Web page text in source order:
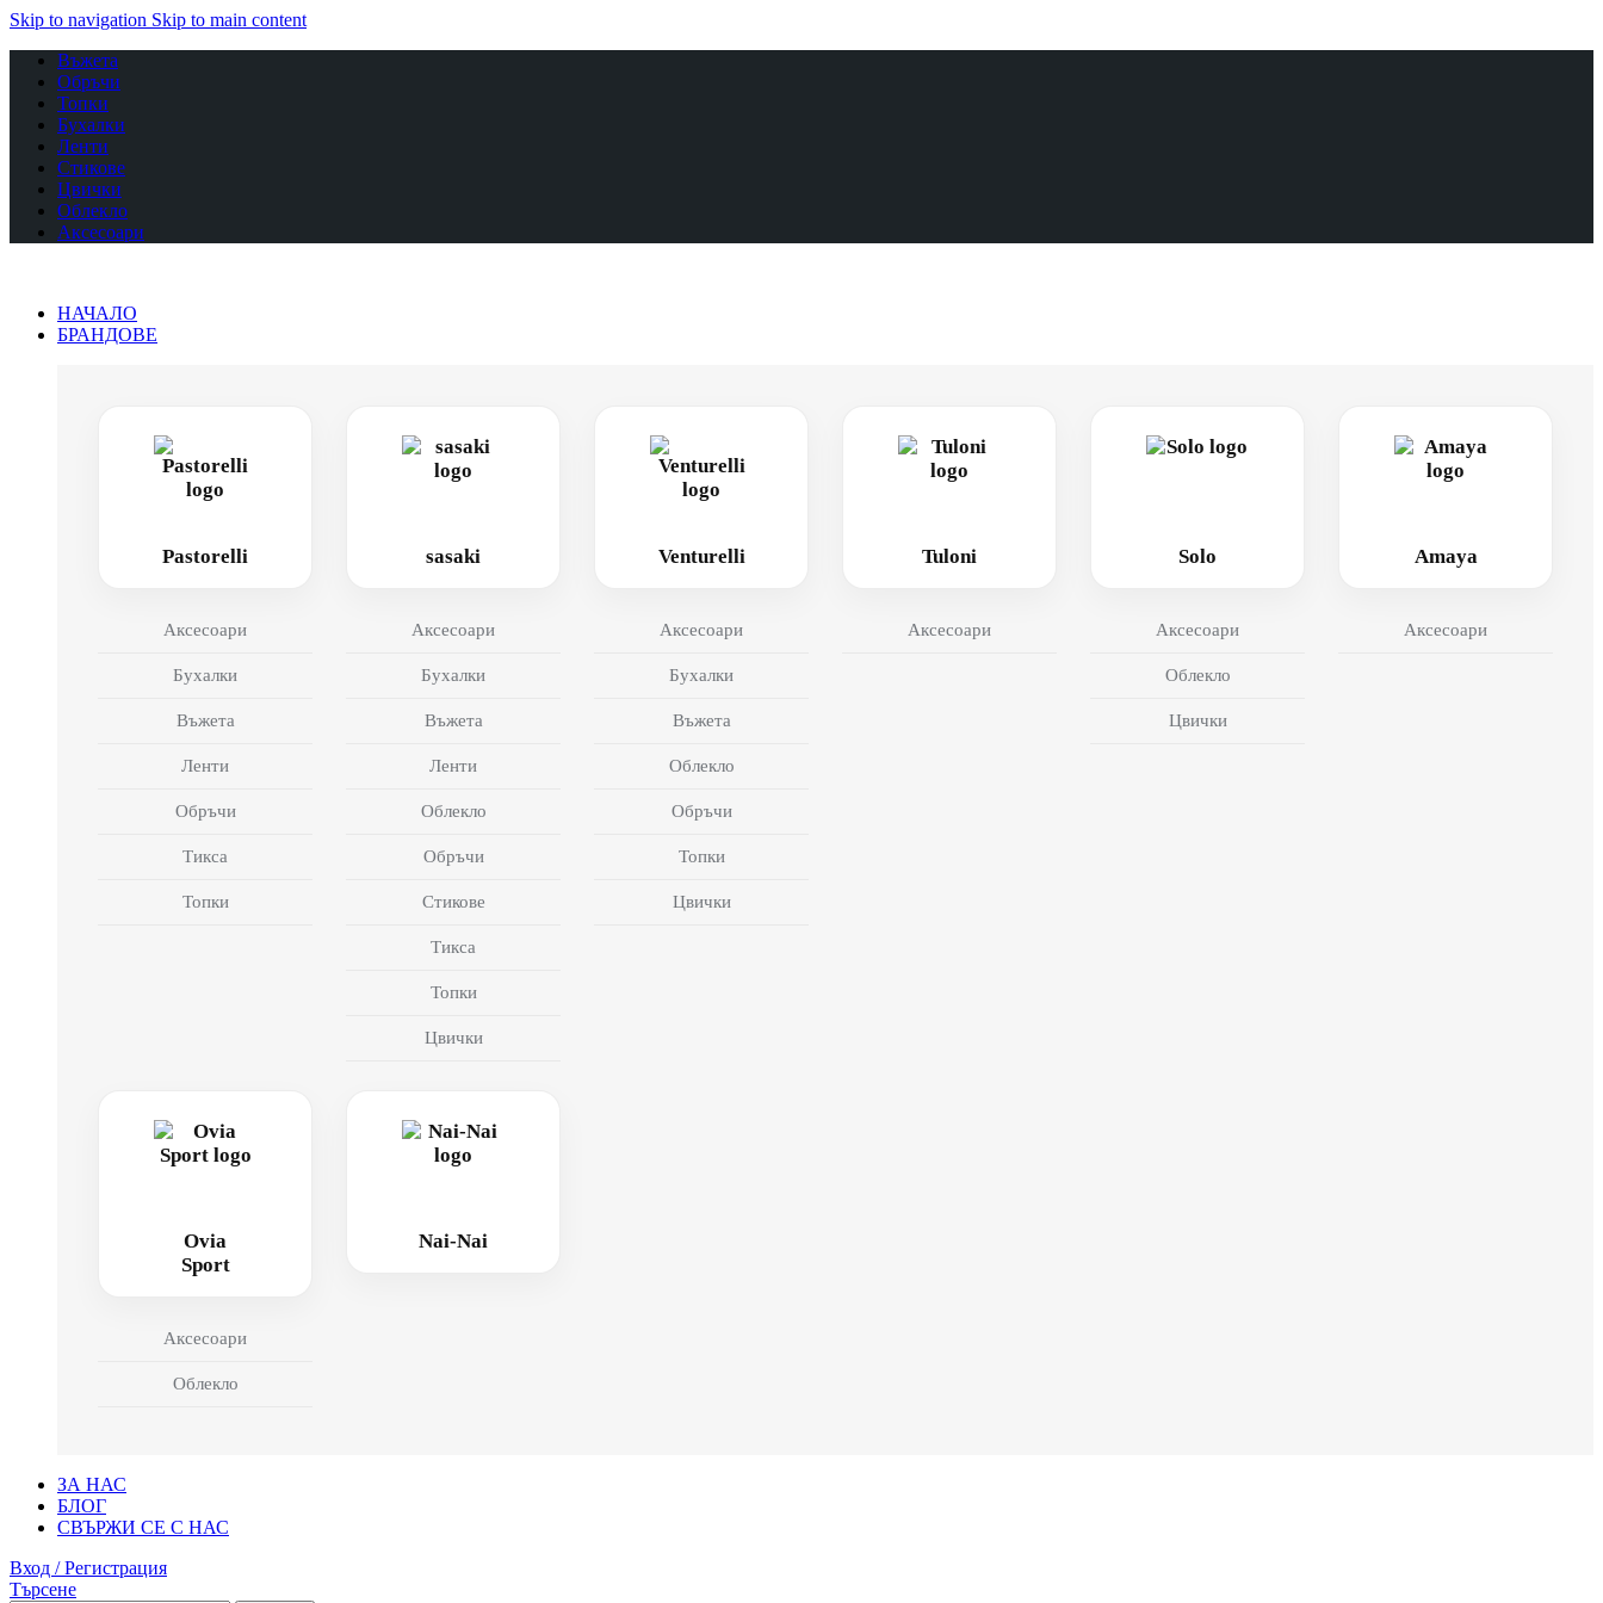
Skip to navigation Skip to main content
Въжета
Обръчи
Топки
Бухалки
Ленти
Стикове
Цвички
Облекло
Аксесоари
НАЧАЛО
БРАНДОВЕ
Pastorelli
Аксесоари
Бухалки
Въжета
Ленти
Обръчи
Тикса
Топки
sasaki
Аксесоари
Бухалки
Въжета
Ленти
Облекло
Обръчи
Стикове
Тикса
Топки
Цвички
Venturelli
Аксесоари
Бухалки
Въжета
Облекло
Обръчи
Топки
Цвички
Tuloni
Аксесоари
Solo
Аксесоари
Облекло
Цвички
Amaya
Аксесоари
Ovia
Sport
Аксесоари
Облекло
Nai-Nai
ЗА НАС
БЛОГ
СВЪРЖИ СЕ С НАС
Вход / Регистрация
Търсене